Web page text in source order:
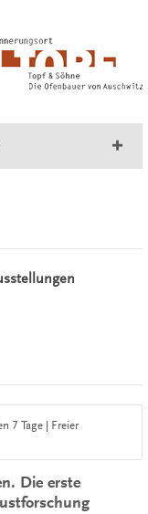
7 Tage
Freier
Die erste